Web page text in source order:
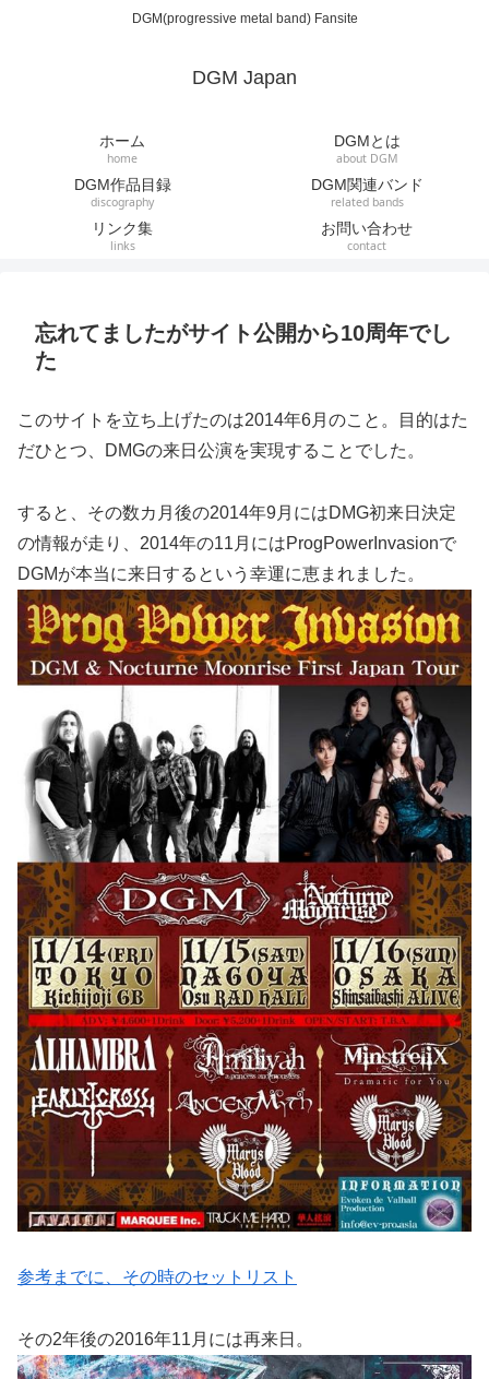
DGM(progressive metal band) Fansite
DGM Japan
ホーム
home
DGMとは
about DGM
DGM作品目録
discography
DGM関連バンド
related bands
リンク集
links
お問い合わせ
contact
忘れてましたがサイト公開から10周年でし
た
このサイトを立ち上げたのは2014年6月のこと。目的はた
だひとつ、DMGの来日公演を実現することでした。
すると、その数カ月後の2014年9月にはDMG初来日決定
の情報が走り、2014年の11月にはProgPowerInvasionで
DGMが本当に来日するという幸運に恵まれました。
参考までに、その時のセットリスト
その2年後の2016年11月には再来日。